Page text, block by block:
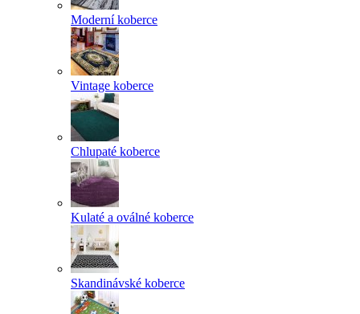
Moderní koberce
Vintage koberce
Chlupaté koberce
Kulaté a oválné koberce
Skandinávské koberce